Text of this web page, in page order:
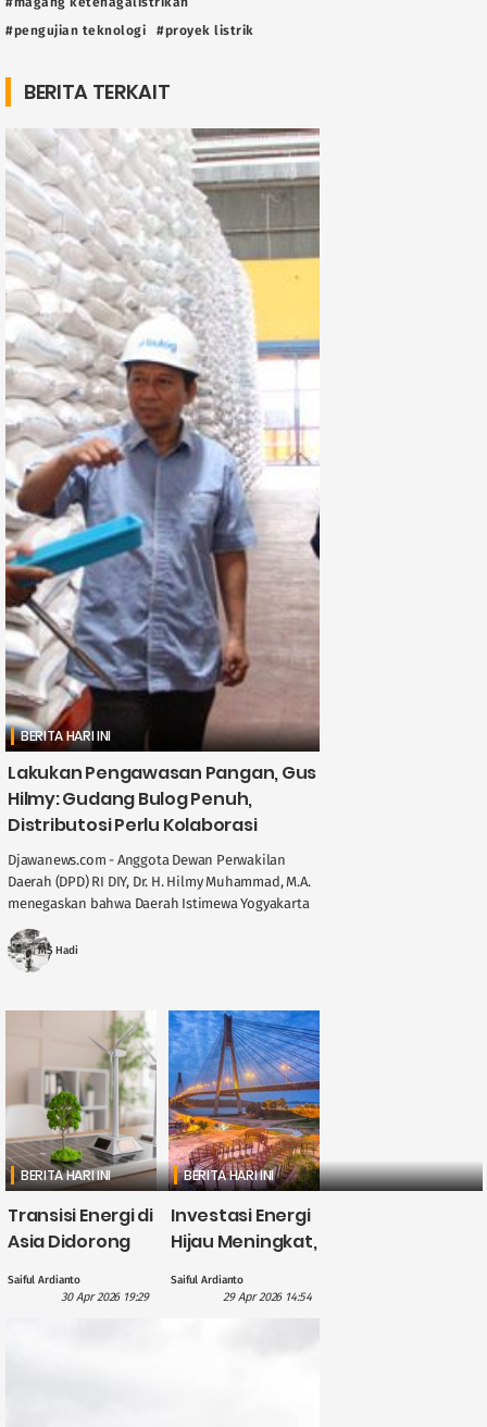
#pengujian teknologi
#proyek listrik
BERITA TERKAIT
BERITA HARI INI
Lakukan Pengawasan Pangan, Gus
Hilmy: Gudang Bulog Penuh,
Distributosi Perlu Kolaborasi
Djawanews.com - Anggota Dewan Perwakilan
Daerah (DPD) RI DIY, Dr. H. Hilmy Muhammad, M.A.
menegaskan bahwa Daerah Istimewa Yogyakarta
stabilitas ....
MS Hadi
BERITA HARI INI
Transisi Energi di
Asia Didorong
International
Saiful Ardianto
30 Apr 2026 19:29
BERITA HARI INI
Investasi Energi
Hijau Meningkat,
Dana US$5
Saiful Ardianto
29 Apr 2026 14:54